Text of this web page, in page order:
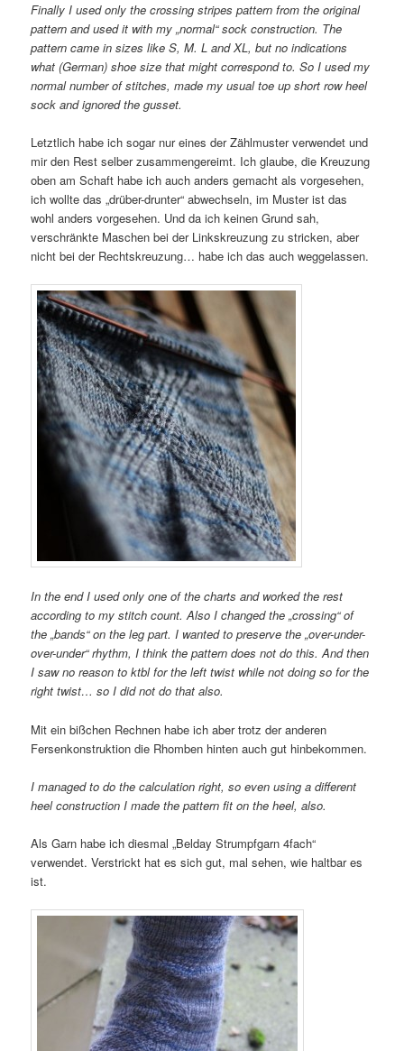
Finally I used only the crossing stripes pattern from the original
pattern and used it with my „normal“ sock construction. The
pattern came in sizes like S, M. L and XL, but no indications
what (German) shoe size that might correspond to. So I used my
normal number of stitches, made my usual toe up short row heel
sock and ignored the gusset.
Letztlich habe ich sogar nur eines der Zählmuster verwendet und
mir den Rest selber zusammengereimt. Ich glaube, die Kreuzung
oben am Schaft habe ich auch anders gemacht als vorgesehen,
ich wollte das „drüber-drunter“ abwechseln, im Muster ist das
wohl anders vorgesehen. Und da ich keinen Grund sah,
verschränkte Maschen bei der Linkskreuzung zu stricken, aber
nicht bei der Rechtskreuzung… habe ich das auch weggelassen.
In the end I used only one of the charts and worked the rest
according to my stitch count. Also I changed the „crossing“ of
the „bands“ on the leg part. I wanted to preserve the „over-under-
over-under“ rhythm, I think the pattern does not do this. And then
I saw no reason to ktbl for the left twist while not doing so for the
right twist… so I did not do that also.
Mit ein bißchen Rechnen habe ich aber trotz der anderen
Fersenkonstruktion die Rhomben hinten auch gut hinbekommen.
I managed to do the calculation right, so even using a different
heel construction I made the pattern fit on the heel, also.
Als Garn habe ich diesmal „Belday Strumpfgarn 4fach“
verwendet. Verstrickt hat es sich gut, mal sehen, wie haltbar es
ist.